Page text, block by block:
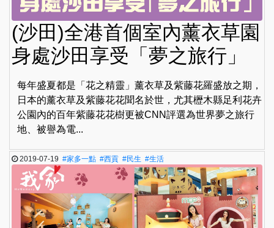
(沙田)全港首個室內薰衣草園
身處沙田享受「夢之旅行」
每年盛夏都是「花之精靈」薰衣草及紫藤花羅盛放之期，
日本的薰衣草及紫藤花花聞名於世，尤其櫪木縣足利花卉
公園內的百年紫藤花花樹更被CNN評選為世界夢之旅行
地、被譽為電...
2019-07-19#家多一點 #西貢 #民生 #生活